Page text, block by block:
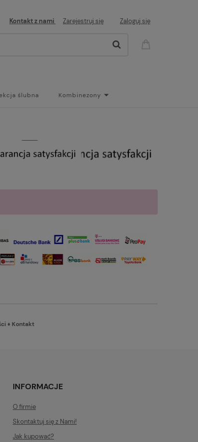
Kontakt z nami Zarejestruj się Zaloguj się
ślubna Kombinezony
♦ Kontakt
INFORMACJE
O firmie
Skontaktuj się z Nami!
Jak kupować?